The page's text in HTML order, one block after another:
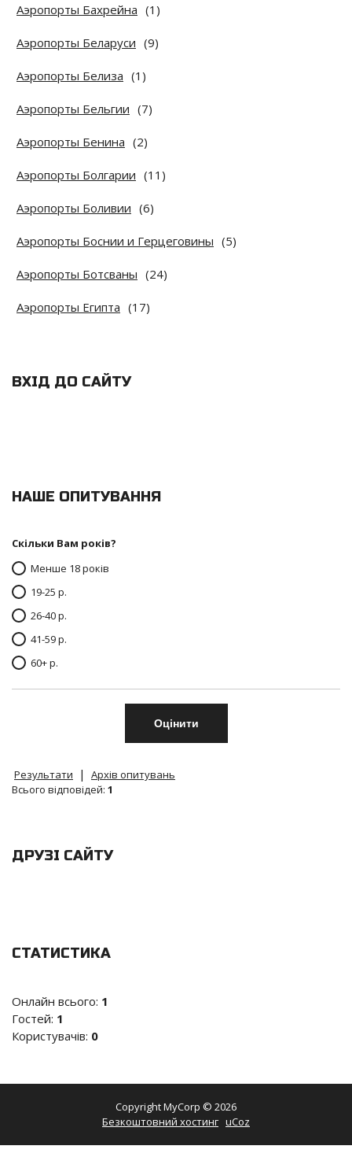
Аэропорты Бахрейна (1)
Аэропорты Беларуси (9)
Аэропорты Белиза (1)
Аэропорты Бельгии (7)
Аэропорты Бенина (2)
Аэропорты Болгарии (11)
Аэропорты Боливии (6)
Аэропорты Боснии и Герцеговины (5)
Аэропорты Ботсваны (24)
Аэропорты Египта (17)
ВХІД ДО САЙТУ
НАШЕ ОПИТУВАННЯ
Скільки Вам років?
Менше 18 років
19-25 р.
26-40 р.
41-59 р.
60+ р.
Результати |
Архів опитувань
Всього відповідей: 1
ДРУЗІ САЙТУ
СТАТИСТИКА
Онлайн всього: 1
Гостей: 1
Користувачів: 0
Copyright MyCorp © 2026
Безкоштовний хостинг uCoz